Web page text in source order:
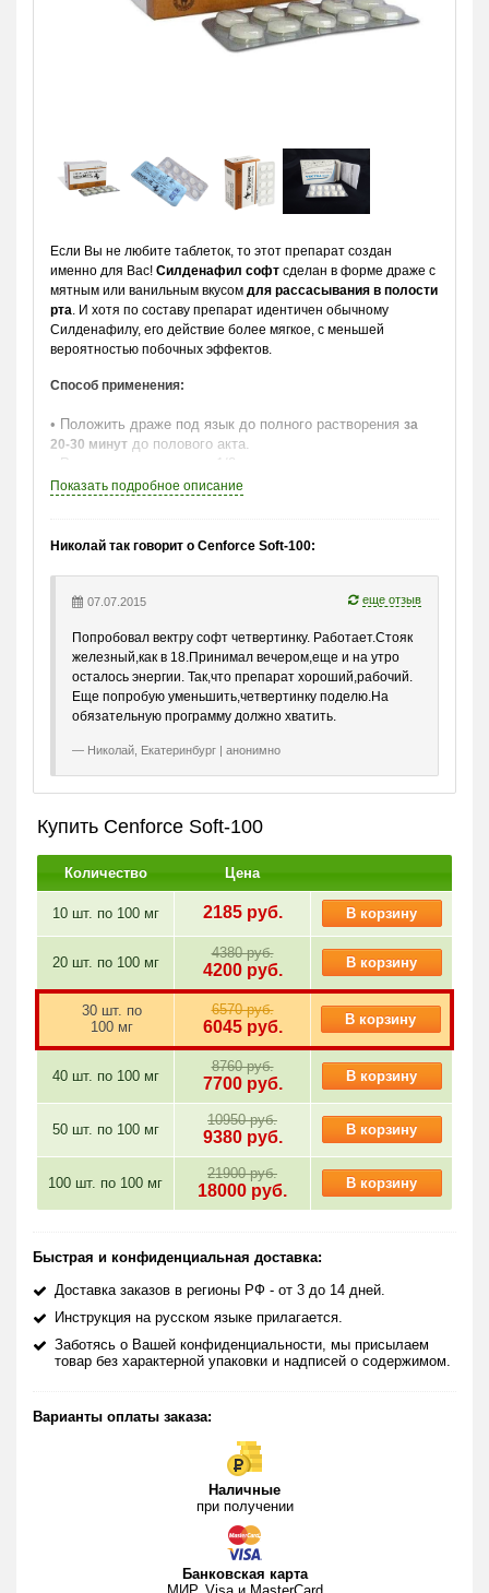
Если Вы не любите таблеток, то этот препарат создан
именно для Вас! Силденафил софт сделан в форме драже с
мятным или ванильным вкусом для рассасывания в полости
рта. И хотя по составу препарат идентичен обычному
Силденафилу, его действие более мягкое, с меньшей
вероятностью побочных эффектов.
Способ применения:
• Положить драже под язык до полного растворения за
20-30 минут до полового акта.
• Рекомендуемая доза – 1/2 драже.
• Максимальная суточная доза – одно драже.
Допускается алкоголь в небольших количествах.
Подробное описание препарата и противопоказания к
применению читайте
Препаратсовместим с алкоголем. Благодаря удобству
использования, его берут в командировки, на вечеринки
или застолья запасливые и предусмотрительные
мужчины. Так, на всякий случай.
Силденафил-софт! Выберите желаемое количество
таблеток и нажмите кнопку «В корзину».
Показать подробное описание
Николай так говорит о Cenforce Soft-100:
еще отзыв
07.07.2015
Попробовал вектру софт четвертинку. Работает.Стояк
железный,как в 18.Принимал вечером,еще и на утро
осталось энергии. Так,что препарат хороший,рабочий.
Еще попробую уменьшить,четвертинку поделю.На
обязательную программу должно хватить.
Николай, Екатеринбург | анонимно
Купить Cenforce Soft-100
Количество Цена
10 шт. по 100 мг 2185руб. В корзину
20 шт. по 100 мг
4380 руб.
4200руб. В корзину
30 шт. по
100 мг
6570 руб.
6045руб. В корзину
40 шт. по 100 мг
8760 руб.
7700руб. В корзину
50 шт. по 100 мг
10950 руб.
9380руб. В корзину
100 шт. по 100 мг
21900 руб.
18000 руб. В корзину
Быстрая и конфиденциальная доставка:
Доставка заказов в регионы РФ - от 3 до 14 дней.
Инструкция на русском языке прилагается.
Заботясь о Вашей конфиденциальности, мы присылаем
товар без характерной упаковки и надписей о содержимом.
Варианты оплаты заказа:
Наличные
при получении
Банковская карта